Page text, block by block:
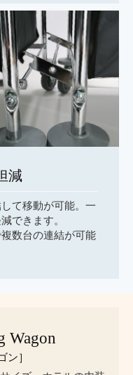
減
て移動が可能。一
できます。
数台の連結が可能
Wagon
ン］